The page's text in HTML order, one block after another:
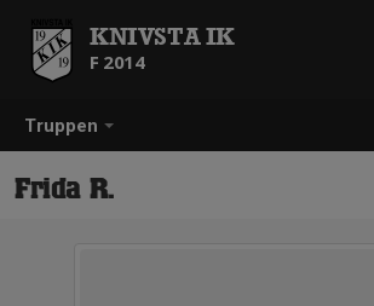
Truppen
KNIVSTA IK
F 2014
Frida R.